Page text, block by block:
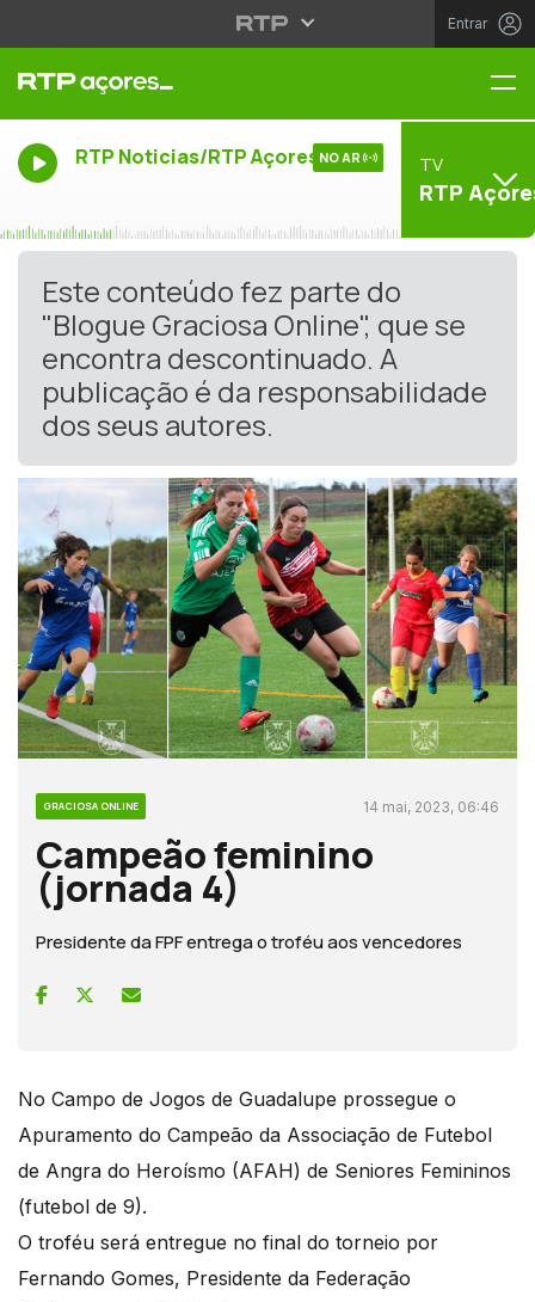
Entrar
RTP Noticias/RTP Açores NO AR TV
RTP
Este conteúdo fez parte do
"Blogue Graciosa Online", que se
encontra descontinuado. A
publicação é da responsabilidade
dos seus autores.
GRACIOSA ONLINE 14 mai, 2023, 06:46
Campeão feminino
(jornada 4)
Presidente da FPF entrega o troféu aos vencedores
No Campo de Jogos de Guadalupe prossegue o
Apuramento do Campeão da Associação de Futebol
de Angra do Heroísmo (AFAH) de Seniores Femininos
(futebol de 9).
O troféu será entregue no final do torneio por
Fernando Gomes, Presidente da Federação